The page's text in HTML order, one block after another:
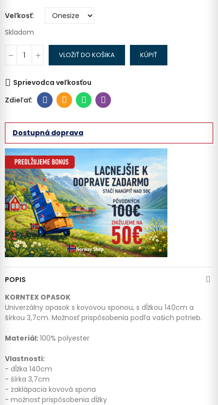
Veľkosť
Skladom
VLOŽIŤ DO KOŠIKA KÚPIŤ
Sprievodca veľkosťou
Dostupná doprava
POPIS
KORNTEX OPASOK
Univerzálny opasok s kovovou sponou, s dĺžkou 140cm a
šírkou 3,7cm. Možnosť prispôsobenia podľa vašich potrieb.
Materiál:100% polyester
Vlastnosti:
- dĺžka 140cm
- šírka 3,7cm
- zaklápacia kovová spona
- možnosť prispôsobenia dĺžky